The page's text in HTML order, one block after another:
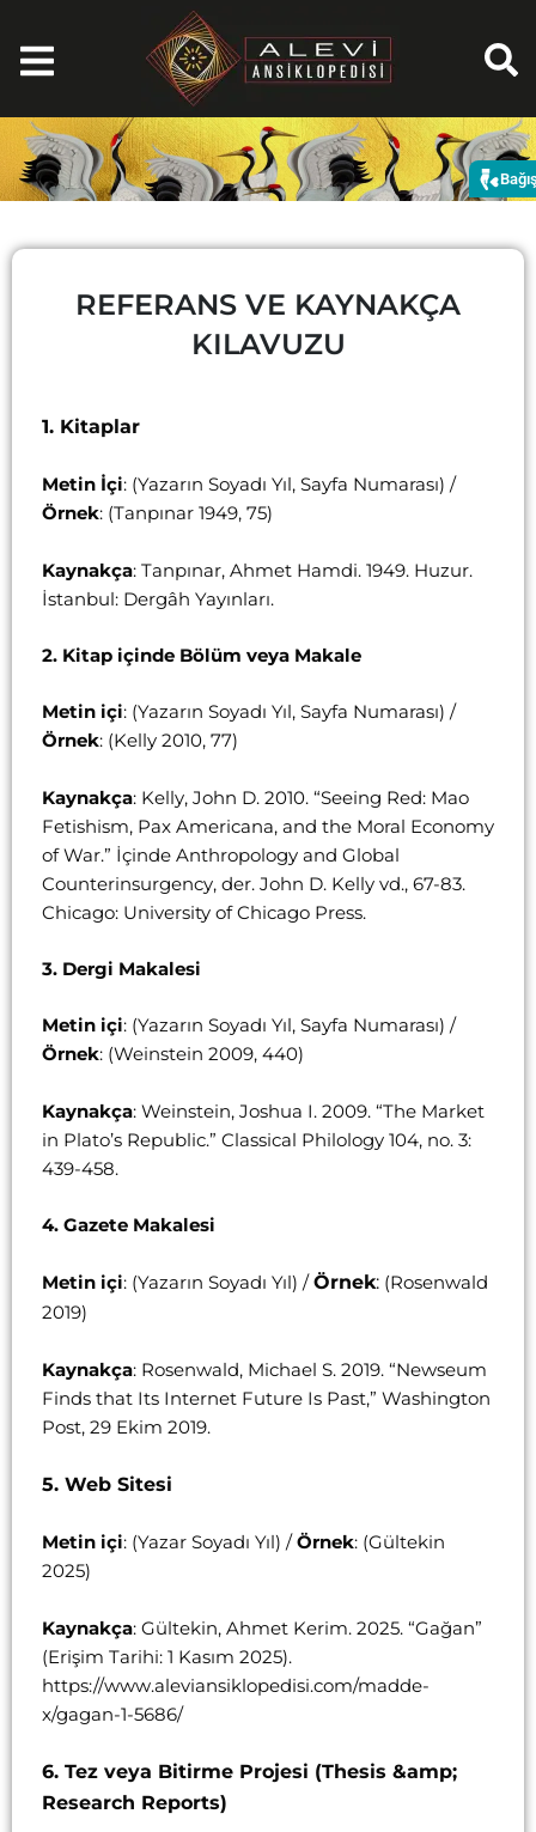
atla
REFERANS VE KAYNAKÇA
KILAVUZU
1. Kitaplar
Metin İçi: (Yazarın Soyadı Yıl, Sayfa Numarası) /
Örnek: (Tanpınar 1949, 75)
Kaynakça: Tanpınar, Ahmet Hamdi. 1949. Huzur.
İstanbul: Dergâh Yayınları.
2. Kitap içinde Bölüm veya Makale
Metin içi: (Yazarın Soyadı Yıl, Sayfa Numarası) /
Örnek: (Kelly 2010, 77)
Kaynakça: Kelly, John D. 2010. “Seeing Red: Mao
Fetishism, Pax Americana, and the Moral Economy
of War.” İçinde Anthropology and Global
Counterinsurgency, der. John D. Kelly vd., 67-83.
Chicago: University of Chicago Press.
3. Dergi Makalesi
Metin içi: (Yazarın Soyadı Yıl, Sayfa Numarası) /
Örnek: (Weinstein 2009, 440)
Kaynakça: Weinstein, Joshua I. 2009. “The Market
in Plato’s Republic.” Classical Philology 104, no. 3:
439-458.
4. Gazete Makalesi
Metin içi: (Yazarın Soyadı Yıl) / Örnek: (Rosenwald
2019)
Kaynakça: Rosenwald, Michael S. 2019. “Newseum
Finds that Its Internet Future Is Past,” Washington
Post, 29 Ekim 2019.
5. Web Sitesi
Metin içi: (Yazar Soyadı Yıl) / Örnek: (Gültekin
2025)
Kaynakça: Gültekin, Ahmet Kerim. 2025. “Gağan”
(Erişim Tarihi: 1 Kasım 2025).
https://www.aleviansiklopedisi.com/madde-
x/gagan-1-5686/
6. Tez veya Bitirme Projesi (Thesis &amp;
Research Reports)